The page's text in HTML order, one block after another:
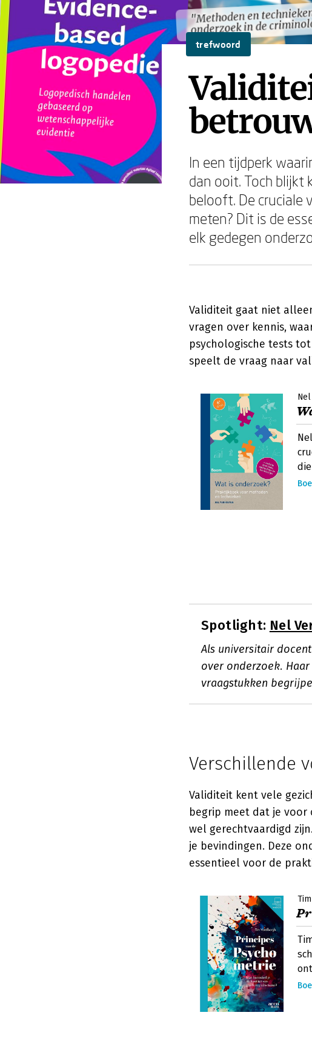
"Methoden en
onderzoek in de
"Methoden en
onderzoek in de
trefwoord
In een tijdperk
dan ooit. Toch blijkt
belooft. De cruciale
meten? Dit is de
elk gedegen
Validiteit gaat niet
vragen over kennis,
psychologische tests
speelt de vraag naar
Spotlight: Nel
Als universitair
over onderzoek.
vraagstukken
Verschillende
Validiteit kent vele
begrip meet dat je
wel gerechtvaardigd
je bevindingen. Deze
essentieel voor de